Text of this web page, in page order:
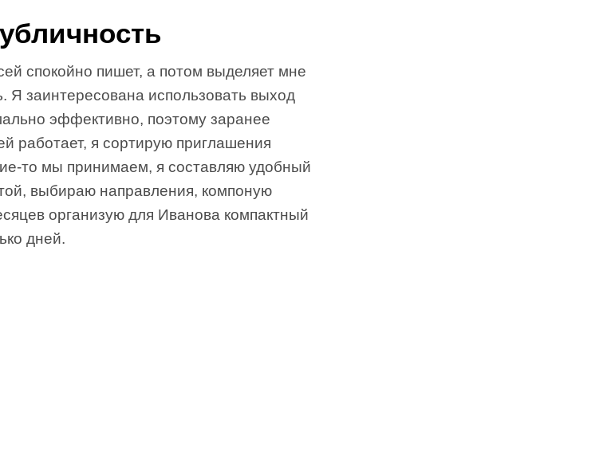
спокойно пишет, а потом выделяет мне
Я заинтересована использовать выход
эффективно, поэтому заранее
работает, я сортирую приглашения
то мы принимаем, я составляю удобный
выбираю направления, компоную
организую для Иванова компактный
дней.